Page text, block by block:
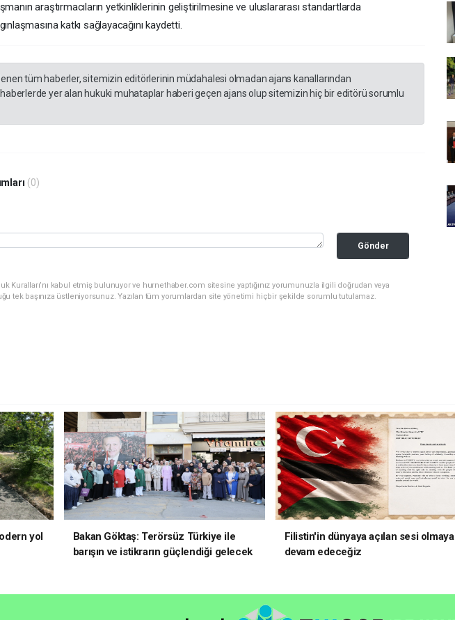
araştırmacıların yetkinliklerinin geliştirilmesine ve uluslararası standartlarda
katkı sağlayacağını kaydetti.
tüm haberler, sitemizin editörlerinin müdahalesi olmadan ajans kanallarından
yer alan hukuki muhataplar haberi geçen ajans olup sitemizin hiç bir editörü sorumlu
(0)
Gönder
Kuralları’nı kabul etmiş bulunuyor ve hurnethaber.com sitesine yaptığınız yorumunuzla ilgili doğrudan veya
tek başınıza üstleniyorsunuz. Yazılan tüm yorumlardan site yönetimi hiçbir şekilde sorumlu tutulamaz.
yol
Bakan Göktaş: Terörsüz Türkiye ile
barışın ve istikrarın güçlendiği gelecek
Filistin'in dünyaya açılan sesi olmaya
devam edeceğiz